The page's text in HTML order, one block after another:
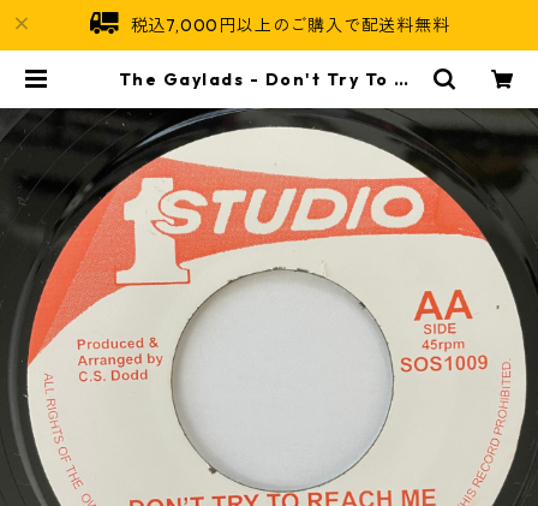
税込7,000円以上のご購入で配送料無料
The Gaylads - Don't Try To Re
Soul